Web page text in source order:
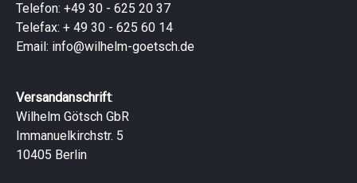
Telefon: +49 30 - 625 20 37
Telefax: + 49 30 - 625 60 14
Email: info@wilhelm-goetsch.de
Versandanschrift:
Wilhelm Götsch GbR
Immanuelkirchstr. 5
10405 Berlin